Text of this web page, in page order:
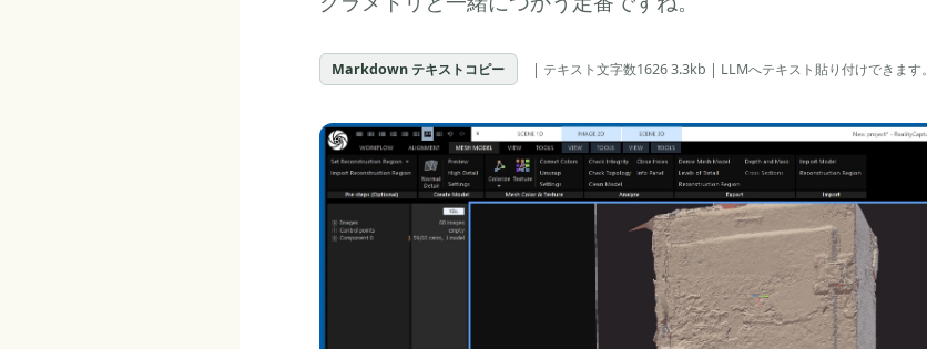
Markdown テキストコピー | テキスト文字数1626 3.3kb | LLMへテキスト貼り付けできます。